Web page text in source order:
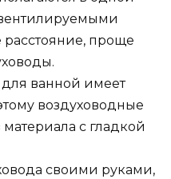
расстояние, проще
для ванной имеет
воздуховодные
с гладкой
своими руками,